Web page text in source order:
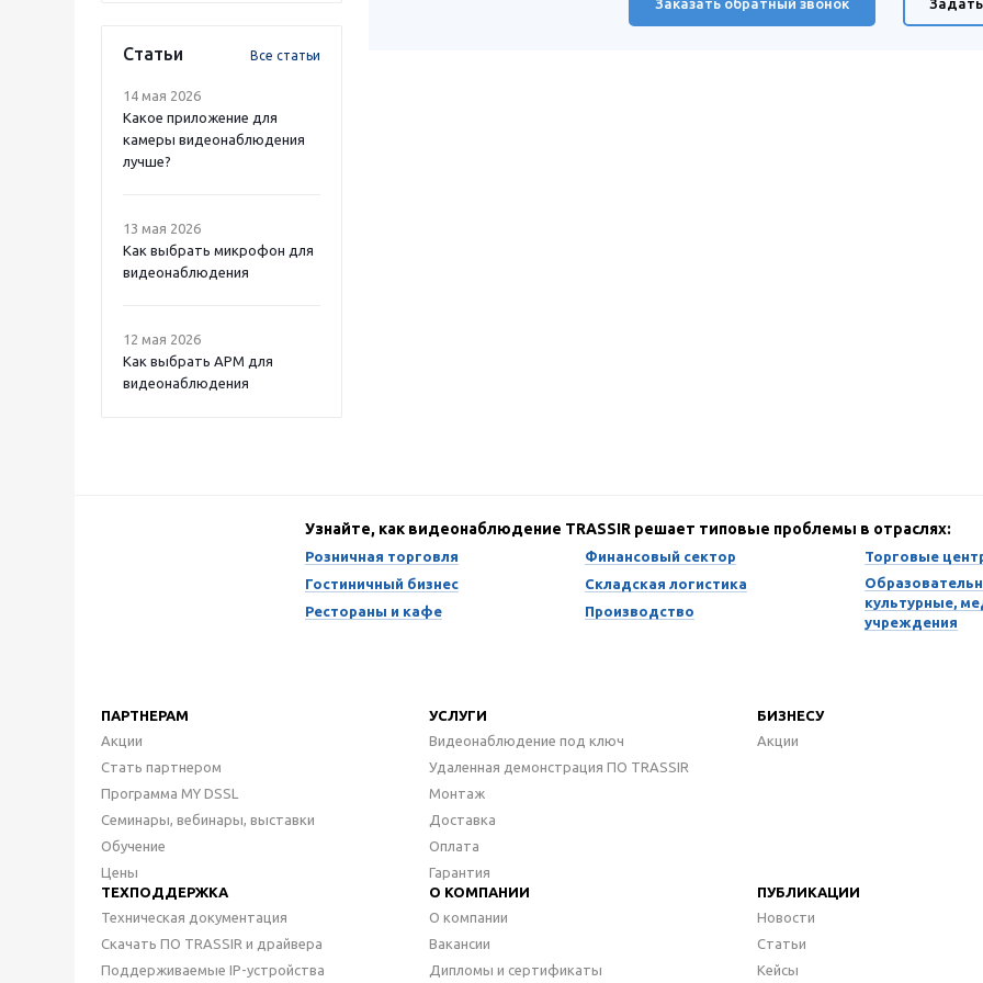
Статьи Все статьи
14 мая 2026
Какое приложение для
камеры видеонаблюдения
лучше?
13 мая 2026
Как выбрать микрофон для
видеонаблюдения
12 мая 2026
Как выбрать APM для
видеонаблюдения
Узнайте, как видеонаблюдение TRASSIR решает типовые проблемы в отраслях:
Розничная торговля
Гостиничный бизнес
Рестораны и кафе
Финансовый сектор
Складская логистика
Производство
Торговые
культурные,
учреждения
ПАРТНЕРАМ
Акции
Стать партнером
Программа MY DSSL
Семинары, вебинары, выставки
Обучение
Цены
УСЛУГИ
Видеонаблюдение под ключ
Удаленная демонстрация ПО TRASSIR
Монтаж
Доставка
Оплата
Гарантия
БИЗНЕСУ
Акции
ТЕХПОДДЕРЖКА
Техническая документация
Скачать ПО TRASSIR и драйвера
Поддерживаемые IP-устройства
О КОМПАНИИ
О компании
Вакансии
Дипломы и сертификаты
ПУБЛИКАЦИИ
Новости
Статьи
Кейсы